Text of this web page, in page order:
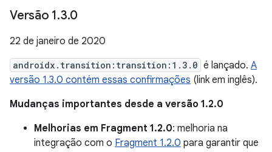
Versão 1.3.0
22 de janeiro de 2020
androidx.transition:transition:1.3.0 é lançado. A
versão 1.3.0 contém essas confirmações (link em inglês).
Mudanças importantes desde a versão 1.2.0
Melhorias em Fragment 1.2.0: melhoria na
integração com o Fragment 1.2.0 para garantir que